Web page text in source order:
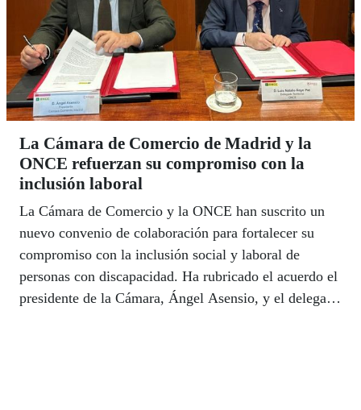
La Cámara de Comercio de Madrid y la
ONCE refuerzan su compromiso con la
inclusión laboral
La Cámara de Comercio y la ONCE han suscrito un
nuevo convenio de colaboración para fortalecer su
compromiso con la inclusión social y laboral de
personas con discapacidad. Ha rubricado el acuerdo el
presidente de la Cámara, Ángel Asensio, y el delegado